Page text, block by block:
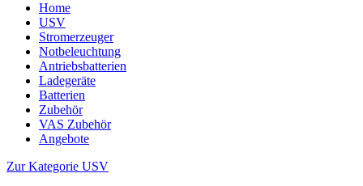
Home
USV
Stromerzeuger
Notbeleuchtung
Antriebsbatterien
Ladegeräte
Batterien
Zubehör
VAS Zubehör
Angebote
Zur Kategorie USV